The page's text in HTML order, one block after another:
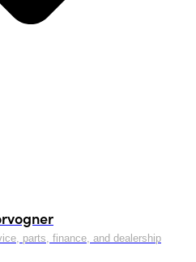
parts, finance, and dealership